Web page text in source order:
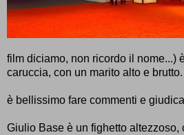
film diciamo, non ricordo il nome...)
caruccia, con un marito alto e brutto.
è bellissimo fare commenti e
Giulio Base è un fighetto altezzoso,